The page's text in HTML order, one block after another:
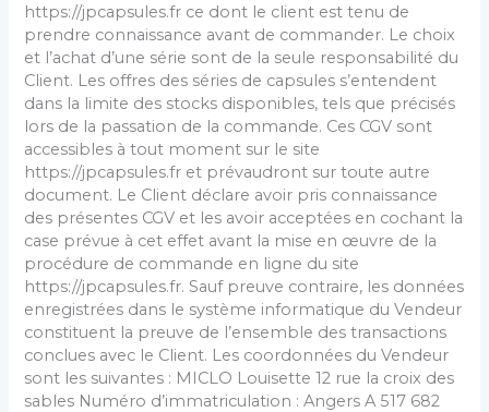
https://jpcapsules.fr ce dont le client est tenu de
prendre connaissance avant de commander. Le choix
et l’achat d’une série sont de la seule responsabilité du
Client. Les offres des séries de capsules s’entendent
dans la limite des stocks disponibles, tels que précisés
lors de la passation de la commande. Ces CGV sont
accessibles à tout moment sur le site
https://jpcapsules.fr et prévaudront sur toute autre
document. Le Client déclare avoir pris connaissance
des présentes CGV et les avoir acceptées en cochant la
case prévue à cet effet avant la mise en œuvre de la
procédure de commande en ligne du site
https://jpcapsules.fr. Sauf preuve contraire, les données
enregistrées dans le système informatique du Vendeur
constituent la preuve de l’ensemble des transactions
conclues avec le Client. Les coordonnées du Vendeur
sont les suivantes : MICLO Louisette 12 rue la croix des
sables Numéro d’immatriculation : Angers A 517 682